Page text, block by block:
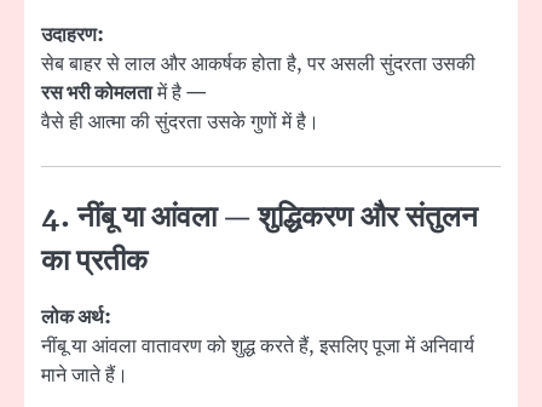
उदाहरण:
सेब बाहर से लाल और आकर्षक होता है, पर असली सुंदरता उसकी
रस भरी कोमलतामें है —
वैसे ही आत्मा की सुंदरता उसके गुणों में है।
4. नींबू या आंवला — शुद्धिकरण और संतुलन
का प्रतीक
लोक अर्थ:
नींबू या आंवला वातावरण को शुद्ध करते हैं, इसलिए पूजा में अनिवार्य
माने जाते हैं।